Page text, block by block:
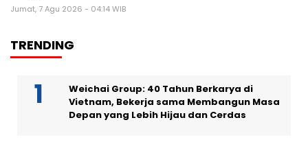
Jumat, 7 Agu 2026 - 04:14 WIB
TRENDING
Weichai Group: 40 Tahun Berkarya di
Vietnam, Bekerja sama Membangun Masa
Depan yang Lebih Hijau dan Cerdas